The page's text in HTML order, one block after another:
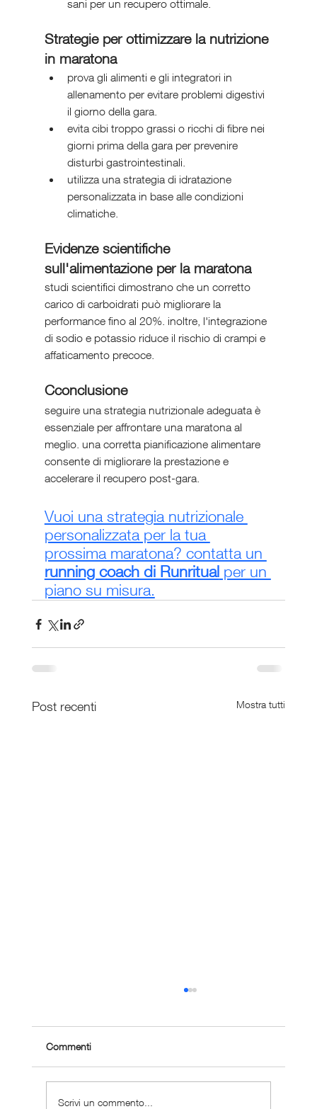
sani per un recupero ottimale.
Strategie per ottimizzare la nutrizione
in maratona
prova gli alimenti e gli integratori in
allenamento per evitare problemi digestivi
il giorno della gara.
evita cibi troppo grassi o ricchi di fibre nei
giorni prima della gara per prevenire
disturbi gastrointestinali.
utilizza una strategia di idratazione
personalizzata in base alle condizioni
climatiche.
Evidenze scientifiche
sull'alimentazione per la maratona
studi scientifici dimostrano che un corretto
carico di carboidrati può migliorare la
performance fino al 20%. inoltre, l'integrazione
di sodio e potassio riduce il rischio di crampi e
affaticamento precoce.
Cconclusione
seguire una strategia nutrizionale adeguata è
essenziale per affrontare una maratona al
meglio. una corretta pianificazione alimentare
consente di migliorare la prestazione e
accelerare il recupero post-gara.
Vuoi una strategia nutrizionale
personalizzata per la tua
prossima maratona? contatta un
running coach di Runritual per un
piano su misura.
Post recenti Mostra tutti
Commenti
Scrivi un commento...